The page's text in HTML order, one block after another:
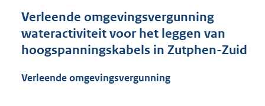
r
o
t
e
Verleende omgevingsvergunning
wateractiviteit voor het leggen van
hoogspanningskabels in Zutphen-Zuid
Verleende omgevingsvergunning